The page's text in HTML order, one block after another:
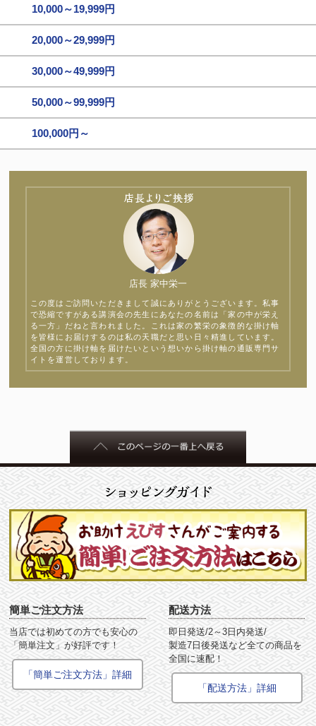
10,000～19,999円
20,000～29,999円
30,000～49,999円
50,000～99,999円
100,000円～
店長 家中栄一
この度はご訪問いただきまして誠にありがとうございます。私事
で恐縮ですがある講演会の先生にあなたの名前は「家の中が栄え
る一方」だねと言われました。これは家の繁栄の象徴的な掛け軸
を皆様にお届けするのは私の天職だと思い日々精進しています。
全国の方に掛け軸を届けたいという想いから掛け軸の通販専門サ
イトを運営しております。
簡単ご注文方法
当店では初めての方でも安心の
「簡単注文」が好評です！
「簡単ご注文方法」詳細
配送方法
即日発送/2～3日内発送/
製造7日後発送など全ての商品を
全国に速配！
「配送方法」詳細